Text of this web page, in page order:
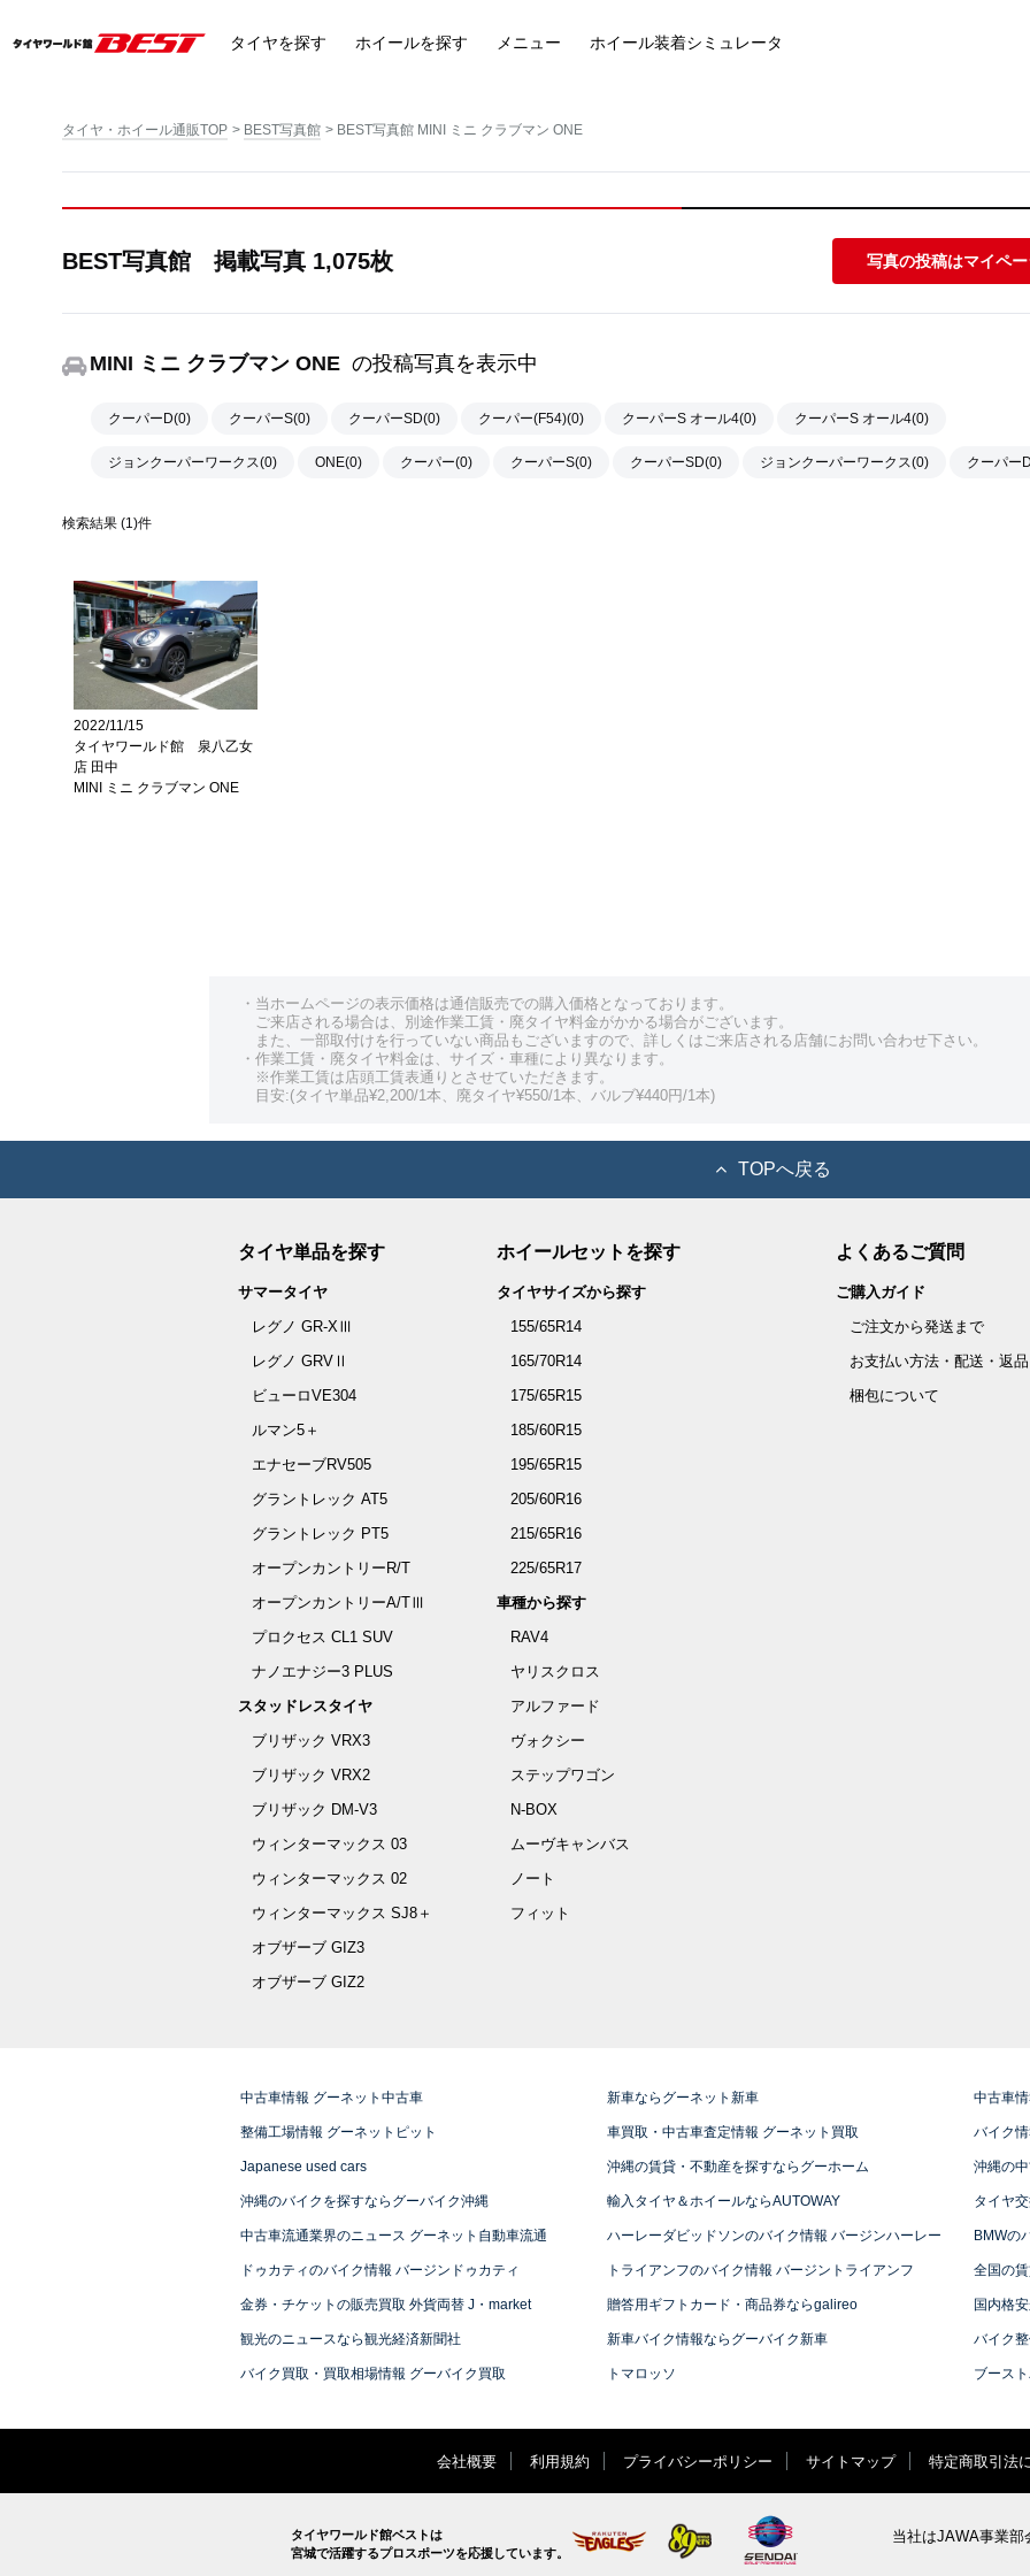
タイヤを探す ホイールを探す メニュー ホイール装着シミュレータ
タイヤ・ホイール通販TOP BEST写真館 BEST写真館 MINI ミニ クラブマン ONE
BEST写真館 掲載写真 1,075枚 写真の投稿はマイペ
MINI ミニ クラブマン ONE の投稿写真を表示中
クーパーD(0) クーパーS(0) クーパーSD(0) クーパー(F54)(0) クーパーS オール4(0) クーパーS オール4(0)
ジョンクーパーワークス(0) ONE(0) クーパー(0) クーパーS(0) クーパーSD(0) ジョンクーパーワークス(0) クーパー
検索結果 (1)件
2022/11/15
タイヤワールド館 泉八乙女
店 田中
MINI ミニ クラブマン ONE
・当ホームページの表示価格は通信販売での購入価格となっております。
ご来店される場合は、別途作業工賃・廃タイヤ料金がかかる場合がございます。
また、一部取付けを行っていない商品もございますので、詳しくはご来店される店舗にお問い合わせ下さい。
・作業工賃・廃タイヤ料金は、サイズ・車種により異なります。
※作業工賃は店頭工賃表通りとさせていただきます。
目安:(タイヤ単品¥2,200/1本、廃タイヤ¥550/1本、バルブ¥440円/1本)
TOPへ戻る
タイヤ単品を探す
サマータイヤ
レグノ GR-XⅢ
レグノ GRVⅡ
ビューロVE304
ルマン5＋
エナセーブRV505
グラントレック AT5
グラントレック PT5
オープンカントリーR/T
オープンカントリーA/TⅢ
プロクセス CL1 SUV
ナノエナジー3 PLUS
スタッドレスタイヤ
ブリザック VRX3
ブリザック VRX2
ブリザック DM-V3
ウィンターマックス 03
ウィンターマックス 02
ウィンターマックス SJ8＋
オブザーブ GIZ3
オブザーブ GIZ2
ホイールセットを探す
タイヤサイズから探す
155/65R14
165/70R14
175/65R15
185/60R15
195/65R15
205/60R16
215/65R16
225/65R17
車種から探す
RAV4
ヤリスクロス
アルファード
ヴォクシー
ステップワゴン
N-BOX
ムーヴキャンバス
ノート
フィット
よくあるご質問
ご購入ガイド
ご注文から発送まで
お支払い方法・配送・返品
梱包について
中古車情報 グーネット中古車 新車ならグーネット新車 中古車
整備工場情報 グーネットピット 車買取・中古車査定情報 グーネット買取 バイク
Japanese used cars 沖縄の賃貸・不動産を探すならグーホーム 沖縄の
沖縄のバイクを探すならグーバイク沖縄 輸入タイヤ＆ホイールならAUTOWAY タイヤ
中古車流通業界のニュース グーネット自動車流通 ハーレーダビッドソンのバイク情報 バージンハーレー BMWの
ドゥカティのバイク情報 バージンドゥカティ トライアンフのバイク情報 バージントライアンフ 全国の
金券・チケットの販売買取 外貨両替 J・market 贈答用ギフトカード・商品券ならgalireo 国内格
観光のニュースなら観光経済新聞社 新車バイク情報ならグーバイク新車 バイク
バイク買取・買取相場情報 グーバイク買取 トマロッソ ブース
会社概要 利用規約 プライバシーポリシー サイトマップ 特定商取引法
タイヤワールド館ベストは
宮城で活躍するプロスポーツを応援しています。
当社はJAWA事業部